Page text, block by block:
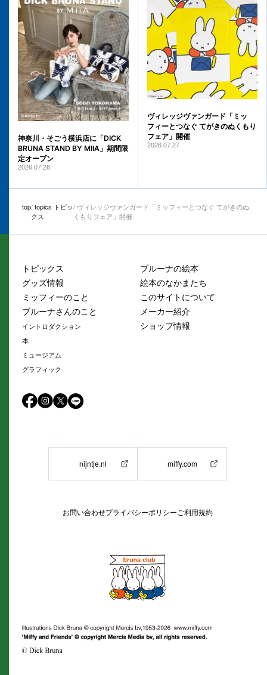
神奈川・そごう横浜店に「DICK
BRUNA STAND BY MIIA」期間限
定オープン
2026.07.28
ヴィレッジヴァンガード「ミッ
フィーとつなぐ てがきのぬくもり
フェア」開催
2026.07.27
top topics トピッ
クス
ヴィレッジヴァンガード「ミッフィーとつなぐ てがきのぬ
くもりフェア」開催
トピックス
グッズ情報
ミッフィーのこと
ブルーナさんのこと
イントロダクション
本
ミュージアム
グラフィック
ブルーナの絵本
絵本のなかまたち
このサイトについて
メーカー紹介
ショップ情報
nijntje.nl miffy.com
お問い合わせプライバシーポリシーご利用規約